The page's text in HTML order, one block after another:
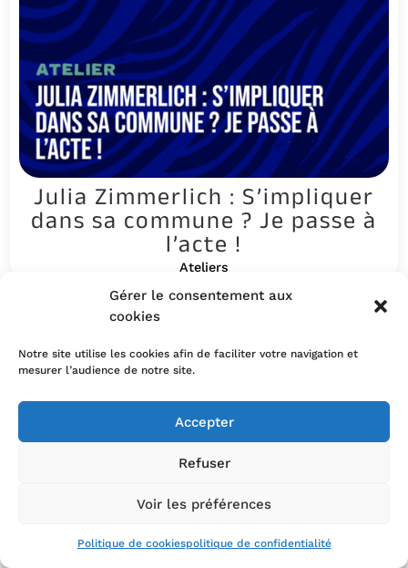
Gérer le consentement aux
cookies
Notre site utilise les cookies afin de faciliter votre navigation et
mesurer l’audience de notre site.
Accepter
Refuser
Voir les préférences
Politique de cookiespolitique de confidentialité
Julia Zimmerlich : S’impliquer
dans sa commune ? Je passe à
l’acte !
Ateliers